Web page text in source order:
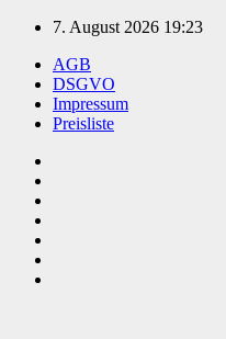
Zum
springen
7. August 2026 19:23
AGB
DSGVO
Impressum
Preisliste